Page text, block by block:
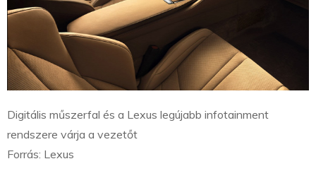
Digitális műszerfal és a Lexus legújabb infotainment
rendszere várja a vezetőt
Forrás: Lexus